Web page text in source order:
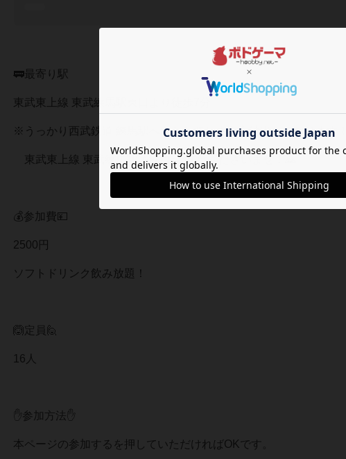
🚃最寄り駅
東武東上線 東武練馬駅東口より徒歩7分
※うっかり西武鉄道 練馬駅へ向かってしまう方続出しております！
東武東上線 東武練馬駅 なのでご注意くださいませ！🙇
💰参加費💴
2500円
ソフトドリンク飲み放題！
🙆定員🙋
16人
✋参加方法✋
本ページの参加するを押していただければOKです。